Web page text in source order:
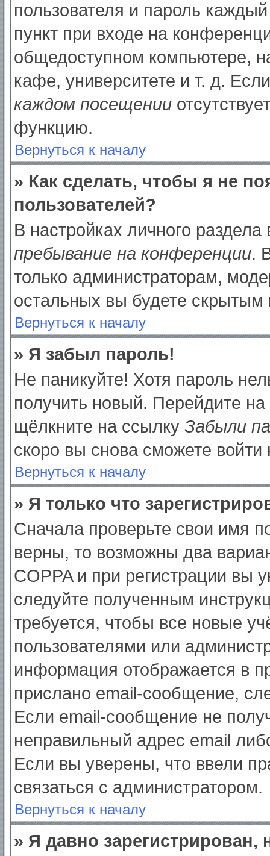
пользователя и пароль
пункт при входе на
общедоступном компьютере,
кафе, университете и т. д.
каждом посещении
функцию.
Вернуться к началу
» Как сделать, чтобы я не
пользователей?
В настройках личного
пребывание на конференции.
только администраторам,
остальных вы будете скрытым
Вернуться к началу
» Я забыл пароль!
Не паникуйте! Хотя пароль
получить новый. Перейдите
щёлкните на ссылку Забыли
скоро вы снова сможете
Вернуться к началу
» Я только что
Сначала проверьте свои имя
верны, то возможны два
COPPA и при регистрации вы
следуйте полученным
требуется, чтобы все новые
пользователями или
информация отображается в
прислано email-сообщение,
Если email-сообщение не
неправильный адрес email
Если вы уверены, что ввели
связаться с администратором.
Вернуться к началу
» Я давно